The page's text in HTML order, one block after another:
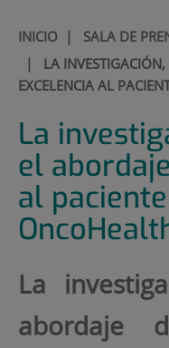
INICIO| SALA DE
| LA
EXCELENCIA AL
La
el
al
La
abordaje